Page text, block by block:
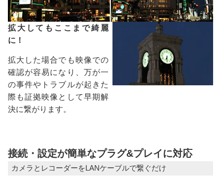
拡大してもここまで綺麗
に！
拡大した場合でも映像での
確認が容易になり、万が一
の事件やトラブルが起きた
際も証拠映像として早期解
決に繋がります。
接続・設定が簡単なプラグ&プレイに対応
カメラとレコーダーをLANケーブルで繋ぐだけ